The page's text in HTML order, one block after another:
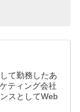
て勤務したあ
ティング会社
スとしてWeb